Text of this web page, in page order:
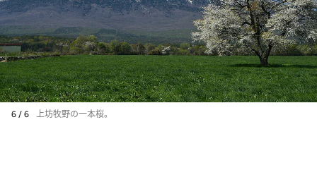
6 / 6 上坊牧野の一本桜。